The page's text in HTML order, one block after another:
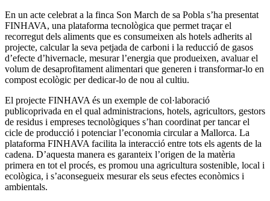
En un acte celebrat a la finca Son March de sa Pobla s’ha presentat
FINHAVA, una plataforma tecnològica que permet traçar el
recorregut dels aliments que es consumeixen als hotels adherits al
projecte, calcular la seva petjada de carboni i la reducció de gasos
d’efecte d’hivernacle, mesurar l’energia que produeixen, avaluar el
volum de desaprofitament alimentari que generen i transformar-lo en
compost ecològic per dedicar-lo de nou al cultiu.
El projecte FINHAVA és un exemple de col·laboració
publicoprivada en el qual administracions, hotels, agricultors, gestors
de residus i empreses tecnològiques s’han coordinat per tancar el
cicle de producció i potenciar l’economia circular a Mallorca. La
plataforma FINHAVA facilita la interacció entre tots els agents de la
cadena. D’aquesta manera es garanteix l’origen de la matèria
primera en tot el procés, es promou una agricultura sostenible, local i
ecològica, i s’aconsegueix mesurar els seus efectes econòmics i
ambientals.